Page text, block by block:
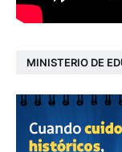
MINISTERIO DE